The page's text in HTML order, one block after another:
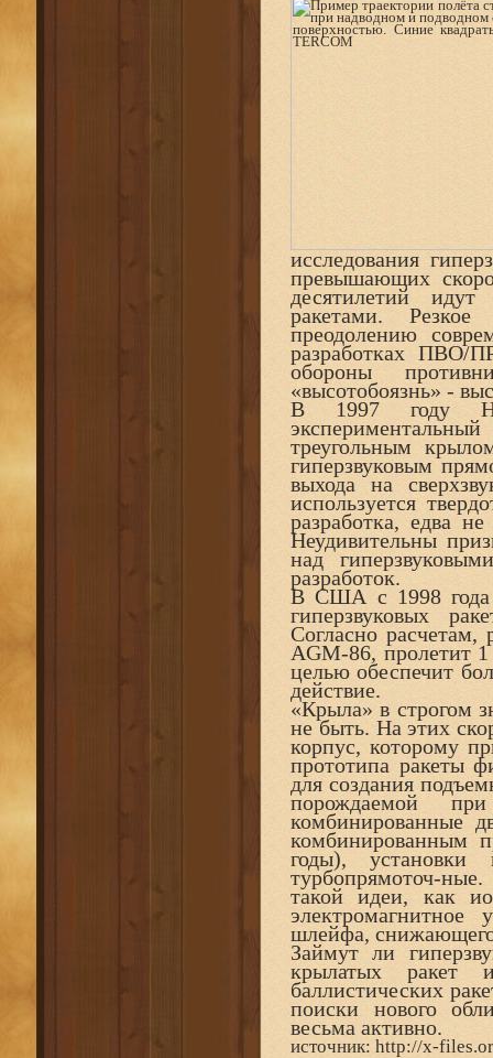
исследования
превышающих
десятилетий
ракетами. Резкое
преодолению
разработках ПВО/
обороны
«высотобоязнь» -
В 1997 году НПО
треугольным
гиперзвуковым
выхода на
используется
разработка, едва
Неудивительны
над
разработок.
В США с 1998 года
гиперзвуковых
Согласно
AGM-86, пролетит
целью обеспечит
действие.
«Крыла» в строгом
не быть. На этих
корпус, которому
прототипа ракеты
для создания
порождаемой при
комбинированные
комбинированным
годы), установки
турбопрямоточ-
такой идеи, как
электромагнитное
шлейфа,
Займут ли
крылатых ракет
баллистических
поиски нового
весьма активно.
источник: http://x-